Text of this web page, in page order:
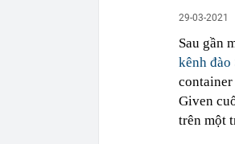
29-03-2021
Sau gần
kênh đào
Given
trên một